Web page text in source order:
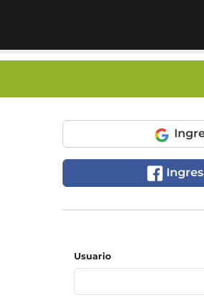
Usuario